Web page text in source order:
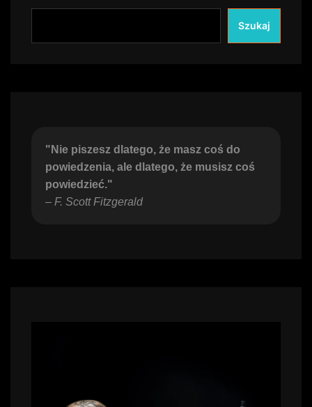
Szukaj
"Nie piszesz dlatego, że masz coś do
powiedzenia, ale dlatego, że musisz coś
powiedzieć."
– F. Scott Fitzgerald